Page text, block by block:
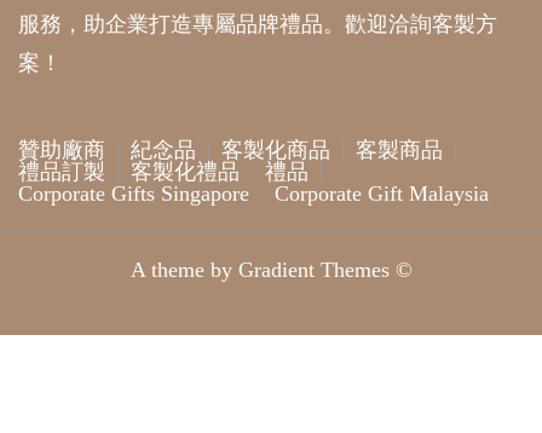
服務，助企業打造專屬品牌禮品。歡迎洽詢客製方
案！
贊助廠商 紀念品 客製化商品
客製商品
禮品訂製
客製化禮品
禮品
Corporate Gifts Singapore
Corporate Gift Malaysia
A theme by Gradient Themes ©